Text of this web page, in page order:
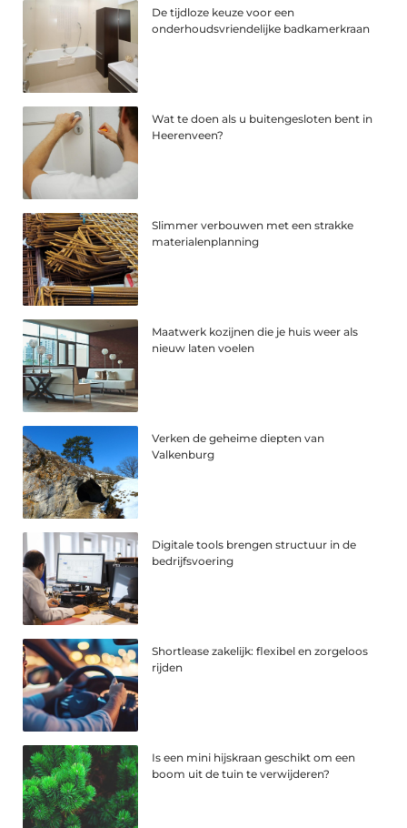
De tijdloze keuze voor een
onderhoudsvriendelijke badkamerkraan
Wat te doen als u buitengesloten bent in
Heerenveen?
Slimmer verbouwen met een strakke
materialenplanning
Maatwerk kozijnen die je huis weer als
nieuw laten voelen
Verken de geheime diepten van
Valkenburg
Digitale tools brengen structuur in de
bedrijfsvoering
Shortlease zakelijk: flexibel en zorgeloos
rijden
Is een mini hijskraan geschikt om een
boom uit de tuin te verwijderen?